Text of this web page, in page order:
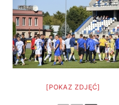
[POKAZ ZDJĘĆ]